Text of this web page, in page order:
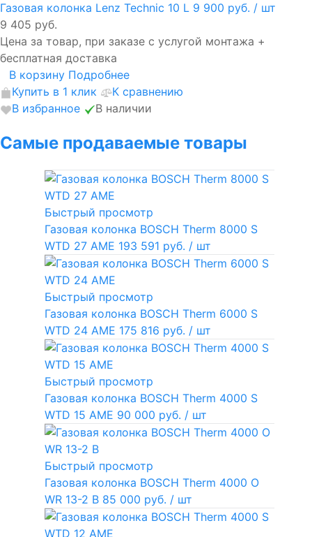
Газовая колонка Lenz Technic 10 L 9 900 руб. / шт
9 405 руб.
Цена за товар, при заказе с услугой монтажа +
бесплатная доставка
В корзину Подробнее
Купить в 1 клик
К сравнению
В избранное
В наличии
Самые продаваемые товары
Быстрый просмотр
Газовая колонка BOSCH Therm 8000 S
WTD 27 AME 193 591 руб. / шт
Быстрый просмотр
Газовая колонка BOSCH Therm 6000 S
WTD 24 AME 175 816 руб. / шт
Быстрый просмотр
Газовая колонка BOSCH Therm 4000 S
WTD 15 AME 90 000 руб. / шт
Быстрый просмотр
Газовая колонка BOSCH Therm 4000 O
WR 13-2 В 85 000 руб. / шт